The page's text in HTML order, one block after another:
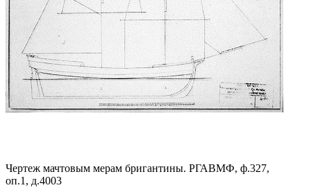
Чертеж мачтовым мерам бригантины. РГАВМФ, ф.327,
оп.1, д.4003